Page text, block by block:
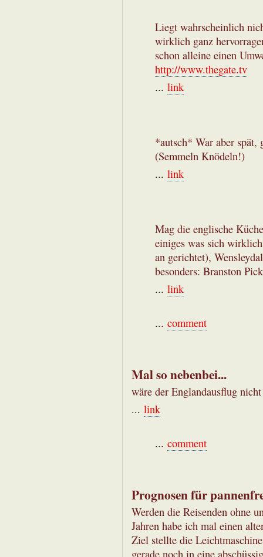
Liegt wahrscheinlich
wirklich ganz
schon alleine einen
http://www.thegate.tv
... link
*autsch* War aber spät,
(Semmeln Knödeln!)
... link
Mag die englische
einiges was sich
an gerichtet),
besonders: Branston
... link
... comment
Mal so nebenbei...
wäre der Englandausflug
... link
... comment
Prognosen für
Werden die Reisenden ohne
Jahren habe ich mal einen
Ziel stellte die